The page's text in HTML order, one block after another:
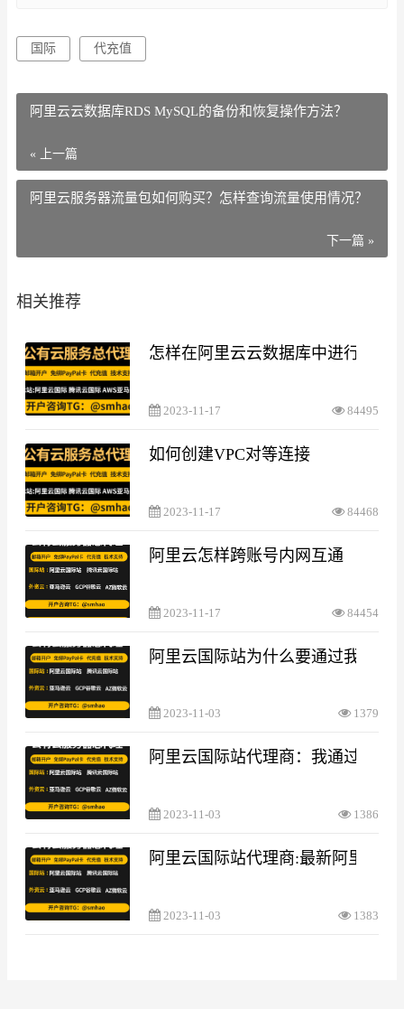
国际 代充值
阿里云云数据库RDS MySQL的备份和恢复操作方法？
« 上一篇
阿里云服务器流量包如何购买？怎样查询流量使用情况？
下一篇 »
相关推荐
怎样在阿里云云数据库中进行数据
2023-11-17 84495
如何创建VPC对等连接
2023-11-17 84468
阿里云怎样跨账号内网互通
2023-11-17 84454
阿里云国际站为什么要通过我们代
2023-11-03 1379
阿里云国际站代理商：我通过你们
2023-11-03 1386
阿里云国际站代理商:最新阿里云
2023-11-03 1383